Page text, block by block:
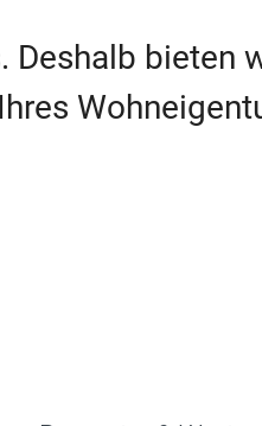
into
bieten